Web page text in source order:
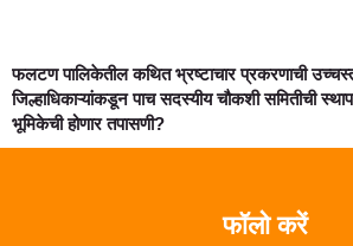
फलटण पालिकेतील कथित भ्रष्टाचार प्रकरणाची
जिल्हाधिकाऱ्यांकडून पाच सदस्यीय चौकशी समितीची
भूमिकेची होणार तपासणी?
फॉलो करें